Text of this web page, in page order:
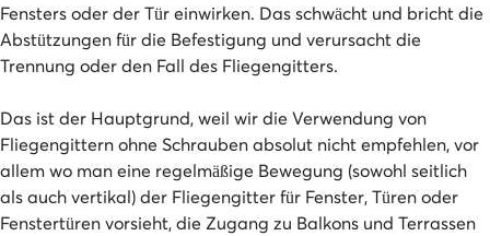
Fensters oder der Tür einwirken. Das schwächt und bricht die
Abstützungen für die Befestigung und verursacht die
Trennung oder den Fall des Fliegengitters.
Das ist der Hauptgrund, weil wir die Verwendung von
Fliegengittern ohne Schrauben absolut nicht empfehlen, vor
allem wo man eine regelmäßige Bewegung (sowohl seitlich
als auch vertikal) der Fliegengitter für Fenster, Türen oder
Fenstertüren vorsieht, die Zugang zu Balkons und Terrassen